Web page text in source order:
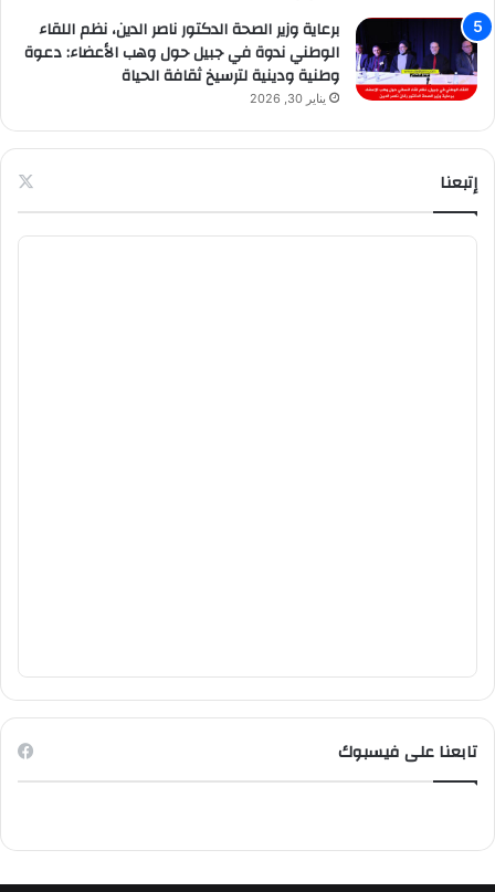
برعاية وزير الصحة الدكتور ناصر الدين، نظم اللقاء
الوطني ندوة في جبيل حول وهب الأعضاء: دعوة
وطنية ودينية لترسيخ ثقافة الحياة
يناير 30, 2026
إتبعنا
تابعنا على فيسبوك